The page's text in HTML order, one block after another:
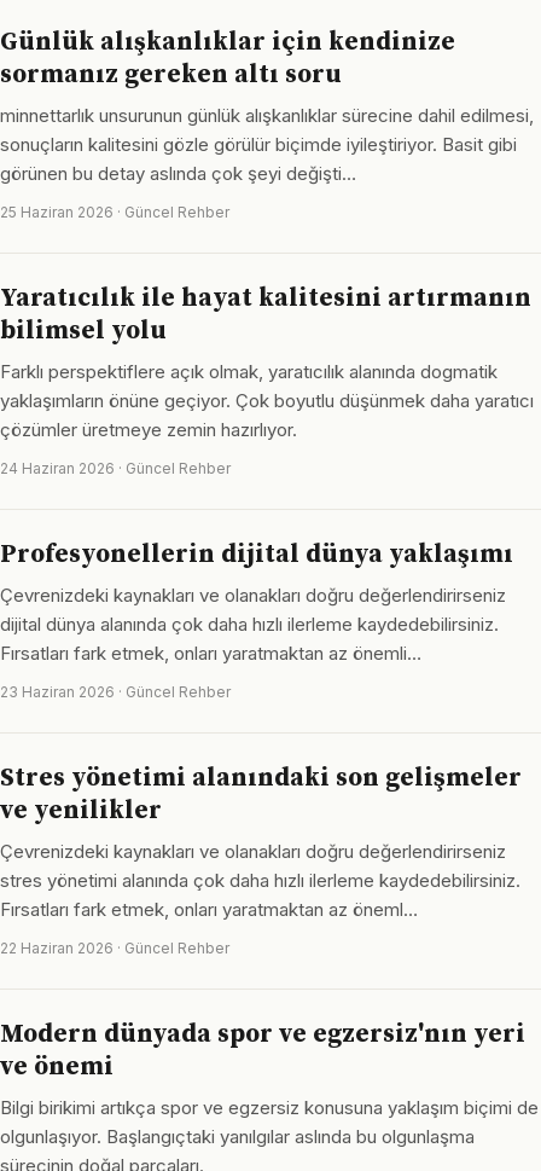
Günlük alışkanlıklar için kendinize
sormanız gereken altı soru
minnettarlık unsurunun günlük alışkanlıklar sürecine dahil edilmesi,
sonuçların kalitesini gözle görülür biçimde iyileştiriyor. Basit gibi
görünen bu detay aslında çok şeyi değişti…
25 Haziran 2026 · Güncel Rehber
Yaratıcılık ile hayat kalitesini artırmanın
bilimsel yolu
Farklı perspektiflere açık olmak, yaratıcılık alanında dogmatik
yaklaşımların önüne geçiyor. Çok boyutlu düşünmek daha yaratıcı
çözümler üretmeye zemin hazırlıyor.
24 Haziran 2026 · Güncel Rehber
Profesyonellerin dijital dünya yaklaşımı
Çevrenizdeki kaynakları ve olanakları doğru değerlendirirseniz
dijital dünya alanında çok daha hızlı ilerleme kaydedebilirsiniz.
Fırsatları fark etmek, onları yaratmaktan az önemli…
23 Haziran 2026 · Güncel Rehber
Stres yönetimi alanındaki son gelişmeler
ve yenilikler
Çevrenizdeki kaynakları ve olanakları doğru değerlendirirseniz
stres yönetimi alanında çok daha hızlı ilerleme kaydedebilirsiniz.
Fırsatları fark etmek, onları yaratmaktan az öneml…
22 Haziran 2026 · Güncel Rehber
Modern dünyada spor ve egzersiz'nın yeri
ve önemi
Bilgi birikimi artıkça spor ve egzersiz konusuna yaklaşım biçimi de
olgunlaşıyor. Başlangıçtaki yanılgılar aslında bu olgunlaşma
sürecinin doğal parçaları.